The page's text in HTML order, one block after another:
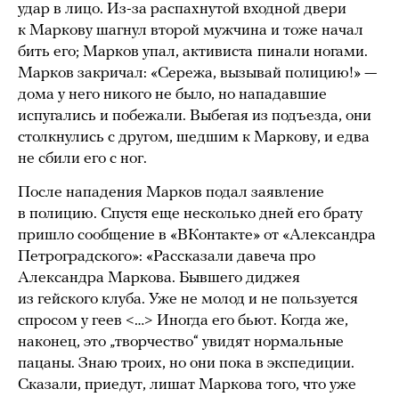
удар в лицо. Из-за распахнутой входной двери
к Маркову шагнул второй мужчина и тоже начал
бить его; Марков упал, активиста пинали ногами.
Марков закричал: «Сережа, вызывай полицию!» —
дома у него никого не было, но нападавшие
испугались и побежали. Выбегая из подъезда, они
столкнулись с другом, шедшим к Маркову, и едва
не сбили его с ног.
После нападения Марков подал заявление
в полицию. Спустя еще несколько дней его брату
пришло сообщение в «ВКонтакте» от «Александра
Петроградского»: «Рассказали давеча про
Александра Маркова. Бывшего диджея
из гейского клуба. Уже не молод и не пользуется
спросом у геев <…> Иногда его бьют. Когда же,
наконец, это „творчество“ увидят нормальные
пацаны. Знаю троих, но они пока в экспедиции.
Сказали, приедут, лишат Маркова того, что уже